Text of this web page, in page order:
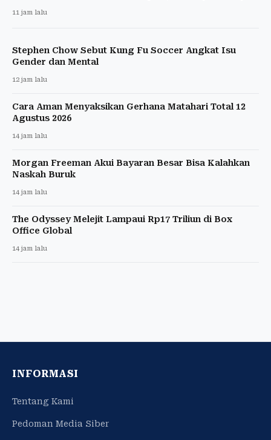
11 jam lalu
Stephen Chow Sebut Kung Fu Soccer Angkat Isu
Gender dan Mental
12 jam lalu
Cara Aman Menyaksikan Gerhana Matahari Total 12
Agustus 2026
14 jam lalu
Morgan Freeman Akui Bayaran Besar Bisa Kalahkan
Naskah Buruk
14 jam lalu
The Odyssey Melejit Lampaui Rp17 Triliun di Box
Office Global
14 jam lalu
INFORMASI
Tentang Kami
Pedoman Media Siber